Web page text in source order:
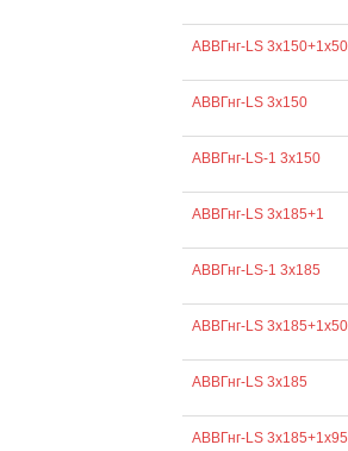
АВВГнг-LS 3х150+1х50
АВВГнг-LS 3х150
АВВГнг-LS-1 3х150
АВВГнг-LS 3х185+1
АВВГнг-LS-1 3х185
АВВГнг-LS 3х185+1х50
АВВГнг-LS 3х185
АВВГнг-LS 3х185+1х95